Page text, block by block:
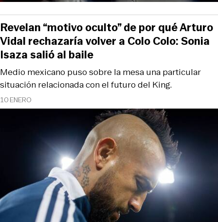
10 ENERO
Medio mexicano puso sobre la mesa una particular
situación relacionada con el futuro del King.
Revelan “motivo oculto” de por qué Arturo
Vidal rechazaría volver a Colo Colo: Sonia
Isaza salió al baile